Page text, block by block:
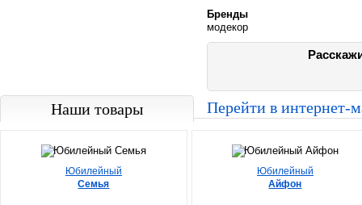
Бренды
модекор
Наши товары Перейти в интернет-
Юбилейный
Семья
Юбилейный
Айфон